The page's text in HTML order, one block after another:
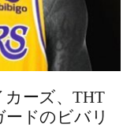
ーズ、THT
ドのビバリ